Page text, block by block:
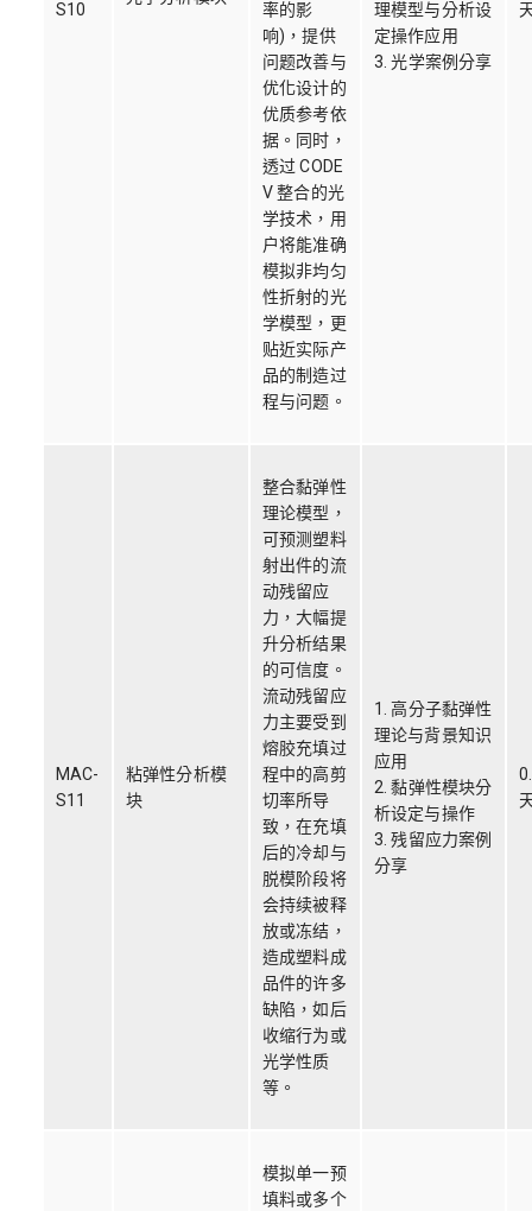
S10
率的影
响)，提供
问题改善与
优化设计的
优质参考依
据。同时，
透过 CODE
V 整合的光
学技术，用
户将能准确
模拟非均匀
性折射的光
学模型，更
贴近实际产
品的制造过
程与问题。
理模型与分析设
定操作应用
3. 光学案例分享
MAC-
S11
粘弹性分析模
块
整合黏弹性
理论模型，
可预测塑料
射出件的流
动残留应
力，大幅提
升分析结果
的可信度。
流动残留应
力主要受到
熔胶充填过
程中的高剪
切率所导
致，在充填
后的冷却与
脱模阶段将
会持续被释
放或冻结，
造成塑料成
品件的许多
缺陷，如后
收缩行为或
光学性质
等。
1. 高分子黏弹性
理论与背景知识
应用
2. 黏弹性模块分
析设定与操作
3. 残留应力案例
分享
模拟单一预
填料或多个